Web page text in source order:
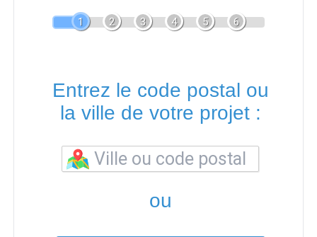
1 2 3 4 5 6
Entrez le code postal ou
la ville de votre projet :
ou